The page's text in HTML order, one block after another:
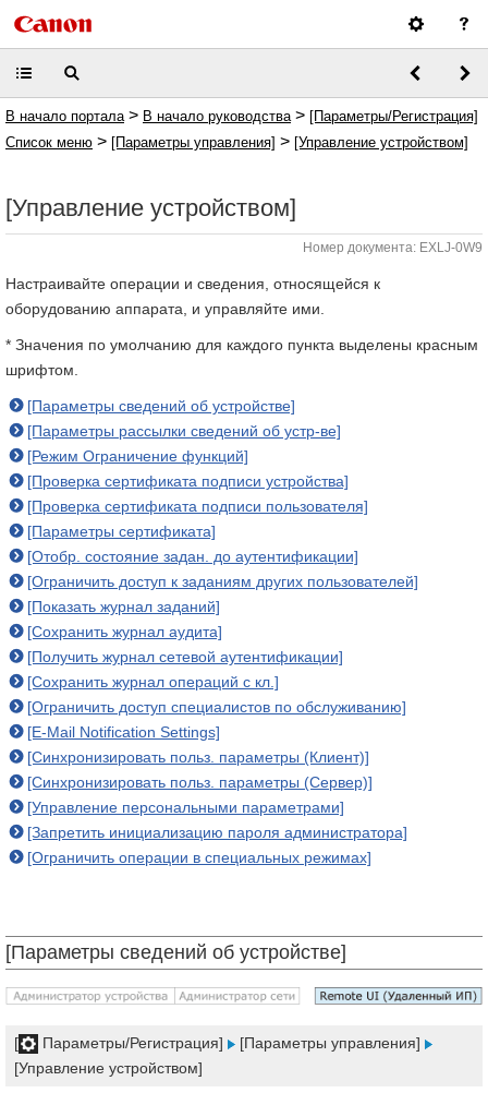
В начало портала > В начало руководства > [Параметры/Регистрация]
Список меню > [Параметры управления] > [Управление устройством]
[Управление устройством]
Номер документа: EXLJ-0W9
Настраивайте операции и сведения, относящейся к
оборудованию аппарата, и управляйте ими.
* Значения по умолчанию для каждого пункта выделены красным
шрифтом.
[Параметры сведений об устройстве]
[Параметры рассылки сведений об устр-ве]
[Режим Ограничение функций]
[Проверка сертификата подписи устройства]
[Проверка сертификата подписи пользователя]
[Параметры сертификата]
[Отобр. состояние задан. до аутентификации]
[Ограничить доступ к заданиям других пользователей]
[Показать журнал заданий]
[Сохранить журнал аудита]
[Получить журнал сетевой аутентификации]
[Сохранить журнал операций с кл.]
[Ограничить доступ специалистов по обслуживанию]
[E-Mail Notification Settings]
[Синхронизировать польз. параметры (Клиент)]
[Синхронизировать польз. параметры (Сервер)]
[Управление персональными параметрами]
[Запретить инициализацию пароля администратора]
[Ограничить операции в специальных режимах]
[Параметры сведений об устройстве]
[ Параметры/Регистрация]
[Параметры управления]
[Управление устройством]